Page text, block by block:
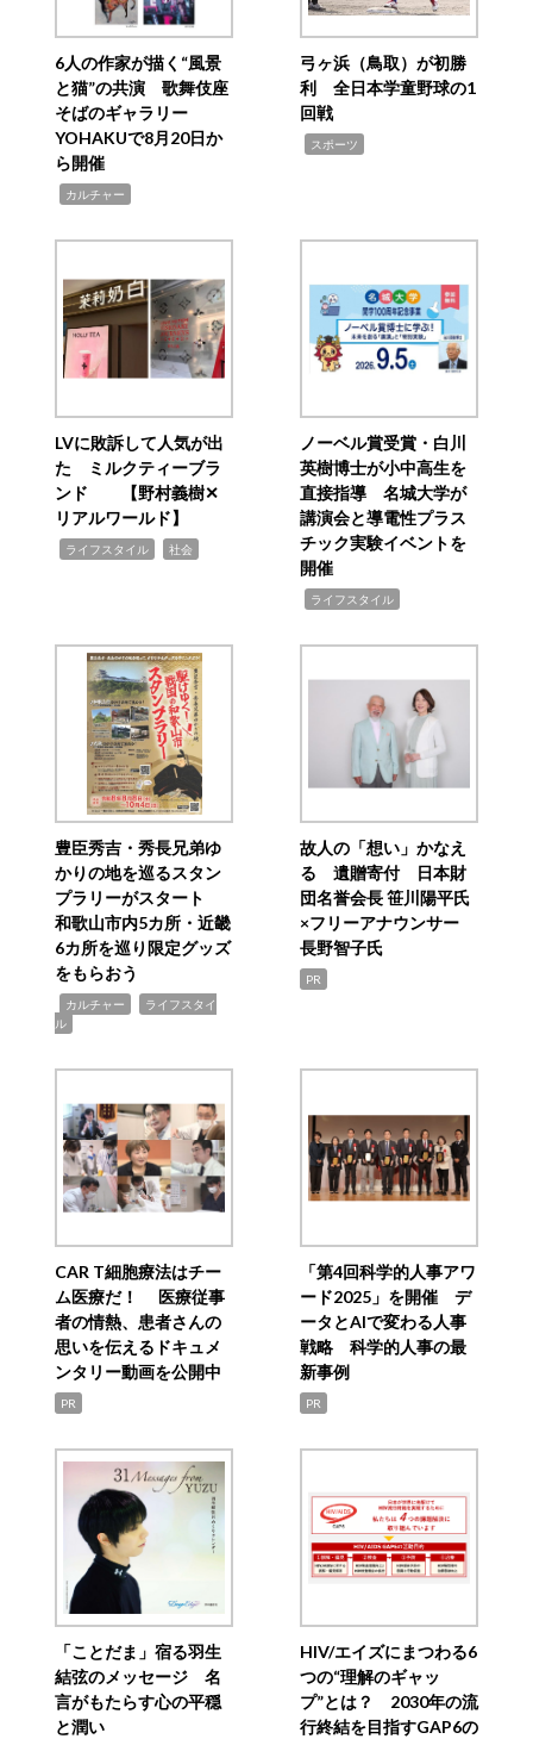
6人の作家が描く“風景
と猫”の共演 歌舞伎座
そばのギャラリー
YOHAKUで8月20日か
ら開催
カルチャー
弓ヶ浜（鳥取）が初勝
利 全日本学童野球の1
回戦
スポーツ
LVに敗訴して人気が出
た ミルクティーブラ
ンド 【野村義樹✕
リアルワールド】
ライフスタイル 社会
ノーベル賞受賞・白川
英樹博士が小中高生を
直接指導 名城大学が
講演会と導電性プラス
チック実験イベントを
開催
ライフスタイル
豊臣秀吉・秀長兄弟ゆ
かりの地を巡るスタン
プラリーがスタート
和歌山市内5カ所・近畿
6カ所を巡り限定グッズ
をもらおう
カルチャー
ライフスタイ
ル
故人の「想い」かなえ
る 遺贈寄付 日本財
団名誉会長 笹川陽平氏
×フリーアナウンサー
長野智子氏
PR
CAR T細胞療法はチー
ム医療だ！ 医療従事
者の情熱、患者さんの
思いを伝えるドキュメ
ンタリー動画を公開中
PR
「第4回科学的人事アワ
ード2025」を開催 デ
ータとAIで変わる人事
戦略 科学的人事の最
新事例
PR
「ことだま」宿る羽生
結弦のメッセージ 名
言がもたらす心の平穏
と潤い
HIV/エイズにまつわる6
つの“理解のギャッ
プ”とは？ 2030年の流
行終結を目指すGAP6の